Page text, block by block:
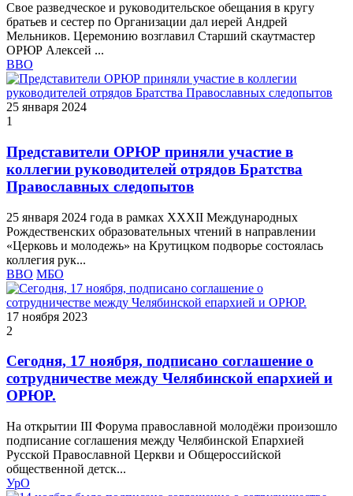
Свое разведческое и руководительское обещания в кругу
братьев и сестер по Организации дал иерей Андрей
Мельников. Церемонию возглавил Старший скаутмастер
ОРЮР Алексей ...
ВВО
25 января 2024
1
Представители ОРЮР приняли участие в
коллегии руководителей отрядов Братства
Православных следопытов
25 января 2024 года в рамках XXXII Международных
Рождественских образовательных чтений в направлении
«Церковь и молодежь» на Крутицком подворье состоялась
коллегия рук...
ВВО МБО
17 ноября 2023
2
Сегодня, 17 ноября, подписано соглашение о
сотрудничестве между Челябинской епархией и
ОРЮР.
На открытии III Форума православной молодёжи произошло
подписание соглашения между Челябинской Епархией
Русской Православной Церкви и Общероссийской
общественной детск...
УрО